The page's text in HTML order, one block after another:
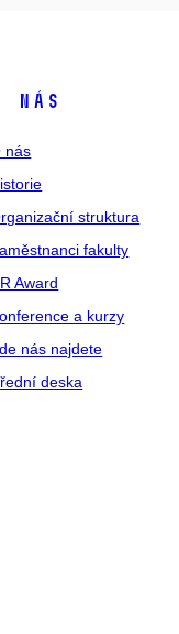
nás
nás
struktura
fakulty
Award
a kurzy
nás najdete
deska